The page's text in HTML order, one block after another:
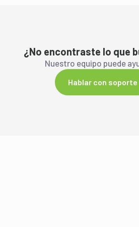
¿No encontraste lo que
Nuestro equipo puede
Hablar con soporte